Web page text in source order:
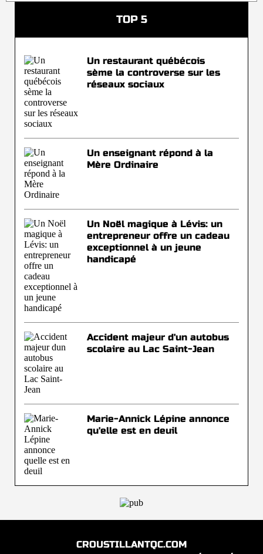
TOP 5
Un restaurant québécois
sème la controverse sur les
réseaux sociaux
Un enseignant répond à la
Mère Ordinaire
Un Noël magique à Lévis: un
entrepreneur offre un cadeau
exceptionnel à un jeune
handicapé
Accident majeur d'un autobus
scolaire au Lac Saint-Jean
Marie-Annick Lépine annonce
qu'elle est en deuil
CROUSTILLANTQC.COM